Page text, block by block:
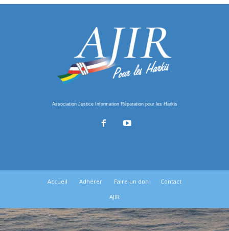
Association Justice Information Réparation pour les Harkis
Accueil Adhérer Faire un don
Contact
AJIR